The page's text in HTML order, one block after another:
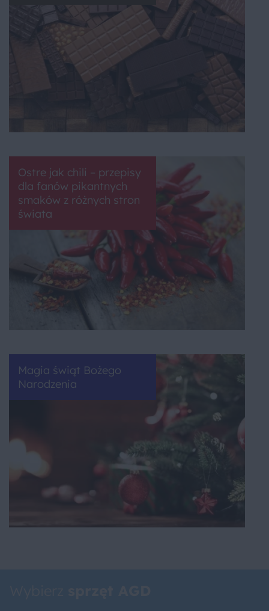
Ostre jak chili – przepisy
dla fanów pikantnych
smaków z różnych stron
świata
Magia świąt Bożego
Narodzenia